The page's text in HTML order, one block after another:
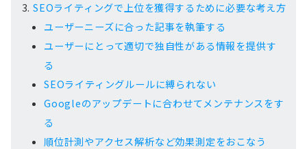
SEOライティングで上位を獲得するために必要な考え方
ユーザーニーズに合った記事を執筆する
ユーザーにとって適切で独自性がある情報を提供す
る
SEOライティングルールに縛られない
Googleのアップデートに合わせてメンテナンスをす
る
順位計測やアクセス解析など効果測定をおこなう